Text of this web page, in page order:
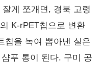
게 쪼개면, 경북 고령
K-rPET칩으로 변환
칩을 녹여 뽑아낸 실은
푸 통이 된다. 구미 공